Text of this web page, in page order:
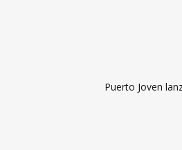
Puerto Joven